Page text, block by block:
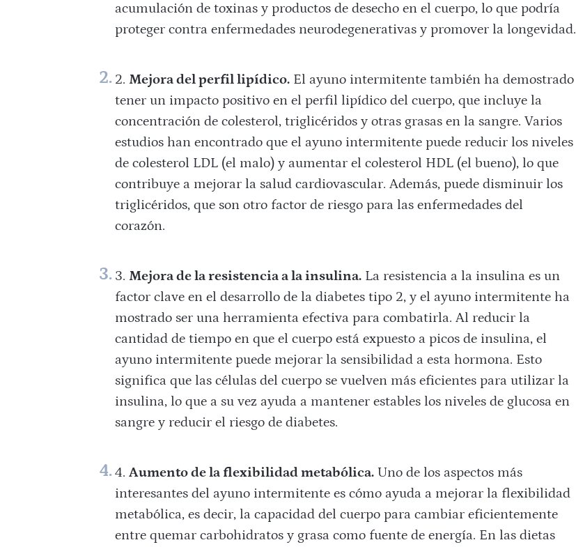
acumulación de toxinas y productos de desecho en el cuerpo, lo que podría
proteger contra enfermedades neurodegenerativas y promover la longevidad.
Mejora del perfil lipídico. El ayuno intermitente también ha demostrado
tener un impacto positivo en el perfil lipídico del cuerpo, que incluye la
concentración de colesterol, triglicéridos y otras grasas en la sangre. Varios
estudios han encontrado que el ayuno intermitente puede reducir los niveles
de colesterol LDL (el malo) y aumentar el colesterol HDL (el bueno), lo que
contribuye a mejorar la salud cardiovascular. Además, puede disminuir los
triglicéridos, que son otro factor de riesgo para las enfermedades del
corazón.
Mejora de la resistencia a la insulina. La resistencia a la insulina es un
factor clave en el desarrollo de la diabetes tipo 2, y el ayuno intermitente ha
mostrado ser una herramienta efectiva para combatirla. Al reducir la
cantidad de tiempo en que el cuerpo está expuesto a picos de insulina, el
ayuno intermitente puede mejorar la sensibilidad a esta hormona. Esto
significa que las células del cuerpo se vuelven más eficientes para utilizar la
insulina, lo que a su vez ayuda a mantener estables los niveles de glucosa en
sangre y reducir el riesgo de diabetes.
Aumento de la flexibilidad metabólica. Uno de los aspectos más
interesantes del ayuno intermitente es cómo ayuda a mejorar la flexibilidad
metabólica, es decir, la capacidad del cuerpo para cambiar eficientemente
entre quemar carbohidratos y grasa como fuente de energía. En las dietas